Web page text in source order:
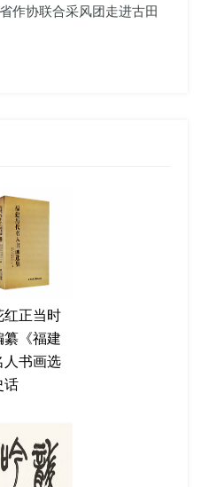
作协联合采风团走进古田
红正当时
《福建
人书画选
话